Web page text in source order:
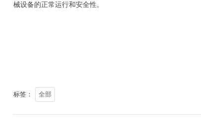
械设备的正常运行和安全性。
标签： 全部